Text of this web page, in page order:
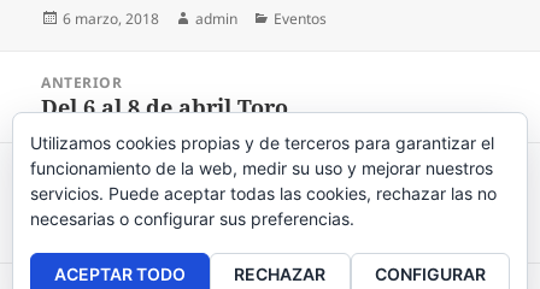
Publicado
6 marzo, 2018 Autor
admin Categorías
Eventos
entradas
ANTERIOR
Entrada
anterior:
Del 6 al 8 de abril Toro
SIGUIENTE
Entrada
siguiente:
El verano ya está aquí y con el vienen las
fiestas de Torrejón
Utilizamos cookies propias y de terceros para garantizar el
funcionamiento de la web, medir su uso y mejorar nuestros
servicios. Puede aceptar todas las cookies, rechazar las no
necesarias o configurar sus preferencias.
ACEPTAR TODO RECHAZAR CONFIGURAR